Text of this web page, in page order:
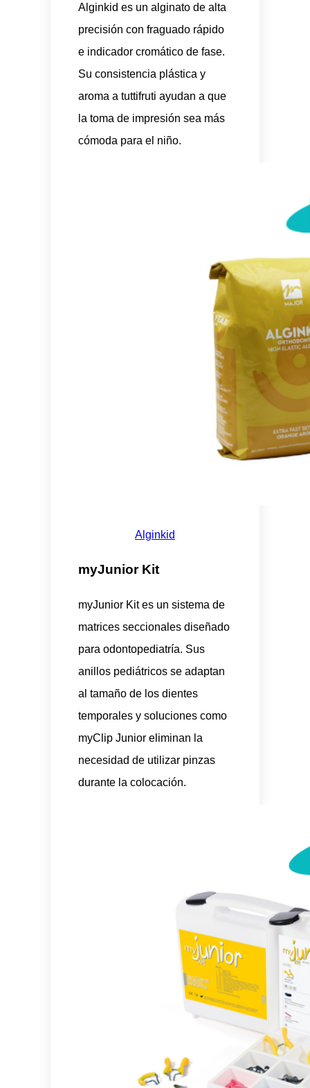
Alginkid es un alginato de alta
precisión con fraguado rápido
e indicador cromático de fase.
Su consistencia plástica y
aroma a tuttifruti ayudan a que
la toma de impresión sea más
cómoda para el niño.
Alginkid
myJunior Kit
myJunior Kit es un sistema de
matrices seccionales diseñado
para odontopediatría. Sus
anillos pediátricos se adaptan
al tamaño de los dientes
temporales y soluciones como
myClip Junior eliminan la
necesidad de utilizar pinzas
durante la colocación.